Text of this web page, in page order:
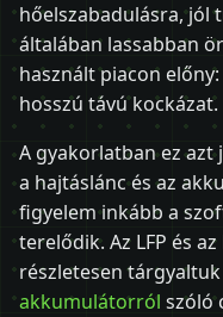
hőelszabadulásra, jól
általában lassabban
használt piacon
hosszú távú kockázat.
A gyakorlatban ez azt
a hajtáslánc és az
figyelem inkább a
terelődik. Az LFP és
részletesen
akkumulátorról szóló